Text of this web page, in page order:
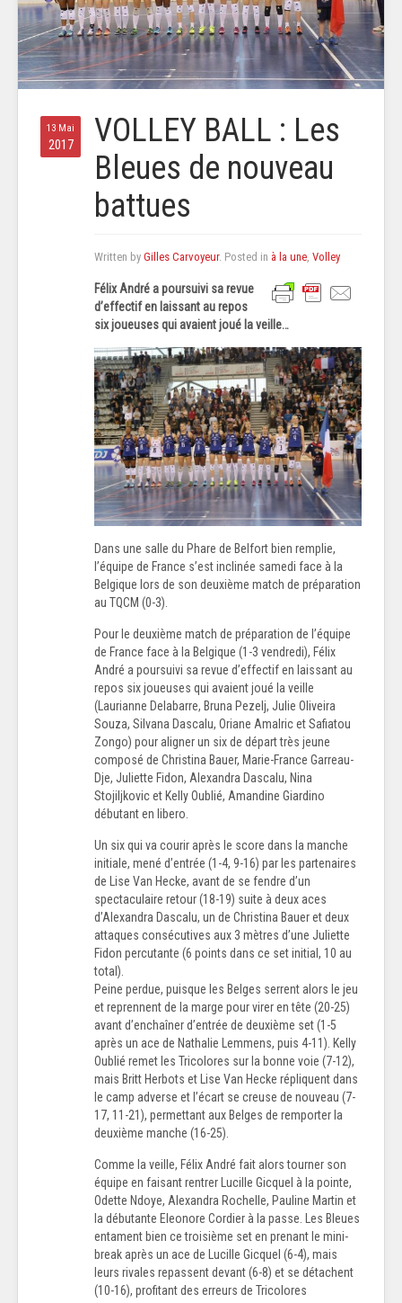
13 Mai
2017
VOLLEY BALL : Les
Bleues de nouveau
battues
Written by Gilles Carvoyeur. Posted in à la une, Volley
Félix André a poursuivi sa revue
d’effectif en laissant au repos
six joueuses qui avaient joué la veille…
Dans une salle du Phare de Belfort bien remplie,
l’équipe de France s’est inclinée samedi face à la
Belgique lors de son deuxième match de préparation
au TQCM (0-3).
Pour le deuxième match de préparation de l’équipe
de France face à la Belgique (1-3 vendredi), Félix
André a poursuivi sa revue d’effectif en laissant au
repos six joueuses qui avaient joué la veille
(Laurianne Delabarre, Bruna Pezelj, Julie Oliveira
Souza, Silvana Dascalu, Oriane Amalric et Safiatou
Zongo) pour aligner un six de départ très jeune
composé de Christina Bauer, Marie-France Garreau-
Dje, Juliette Fidon, Alexandra Dascalu, Nina
Stojiljkovic et Kelly Oublié, Amandine Giardino
débutant en libero.
Un six qui va courir après le score dans la manche
initiale, mené d’entrée (1-4, 9-16) par les partenaires
de Lise Van Hecke, avant de se fendre d’un
spectaculaire retour (18-19) suite à deux aces
d’Alexandra Dascalu, un de Christina Bauer et deux
attaques consécutives aux 3 mètres d’une Juliette
Fidon percutante (6 points dans ce set initial, 10 au
total).
Peine perdue, puisque les Belges serrent alors le jeu
et reprennent de la marge pour virer en tête (20-25)
avant d’enchaîner d’entrée de deuxième set (1-5
après un ace de Nathalie Lemmens, puis 4-11). Kelly
Oublié remet les Tricolores sur la bonne voie (7-12),
mais Britt Herbots et Lise Van Hecke répliquent dans
le camp adverse et l’écart se creuse de nouveau (7-
17, 11-21), permettant aux Belges de remporter la
deuxième manche (16-25).
Comme la veille, Félix André fait alors tourner son
équipe en faisant rentrer Lucille Gicquel à la pointe,
Odette Ndoye, Alexandra Rochelle, Pauline Martin et
la débutante Eleonore Cordier à la passe. Les Bleues
entament bien ce troisième set en prenant le mini-
break après un ace de Lucille Gicquel (6-4), mais
leurs rivales repassent devant (6-8) et se détachent
(10-16), profitant des erreurs de Tricolores